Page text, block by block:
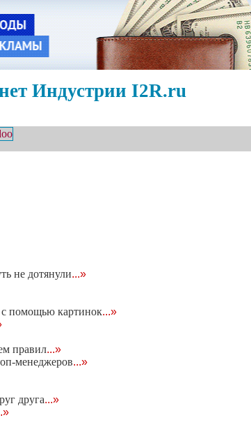
Индустрии I2R.ru
не дотянули...»
с помощью картинок...»
правил...»
менеджеров...»
друга...»